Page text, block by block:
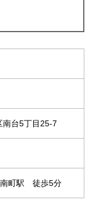
南台5丁目25-7
町駅 徒歩5分